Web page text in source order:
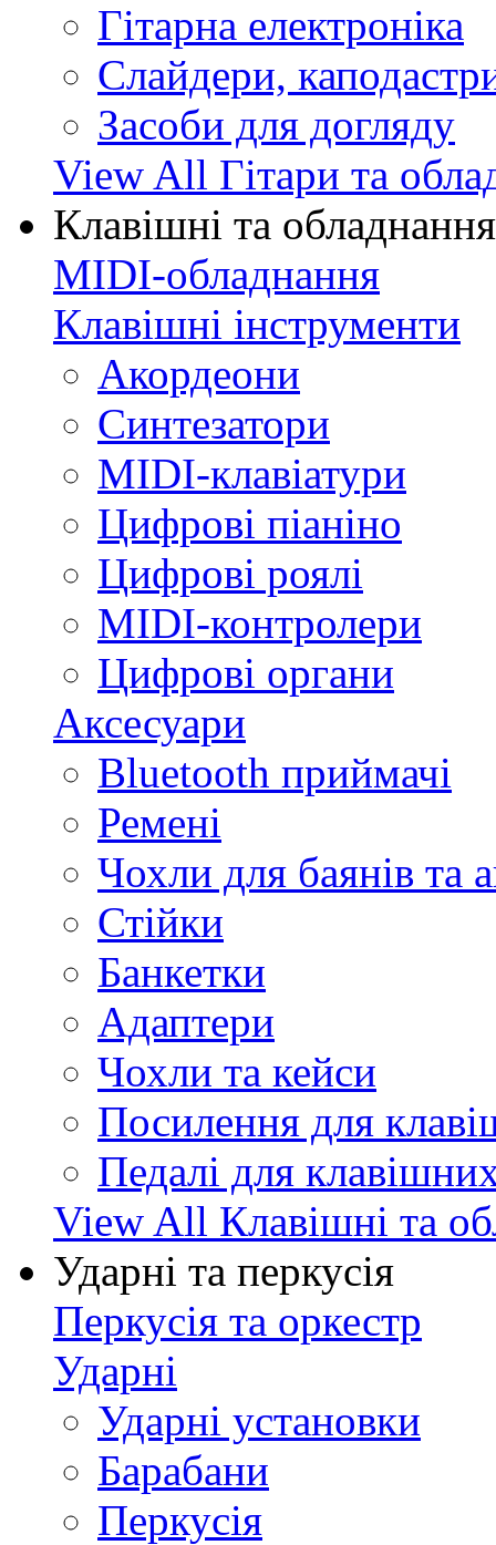
Гітарна електроніка
Слайдери,
Засоби для догляду
View All Гітари та
Клавішні та обладнання
MIDI-обладнання
Клавішні інструменти
Акордеони
Синтезатори
MIDI-клавіатури
Цифрові піаніно
Цифрові роялі
MIDI-контролери
Цифрові органи
Аксесуари
Bluetooth приймачі
Ремені
Чохли для баянів та
Стійки
Банкетки
Адаптери
Чохли та кейси
Посилення для
Педалі для
View All Клавішні та
Ударні та перкусія
Перкусія та оркестр
Ударні
Ударні установки
Барабани
Перкусія